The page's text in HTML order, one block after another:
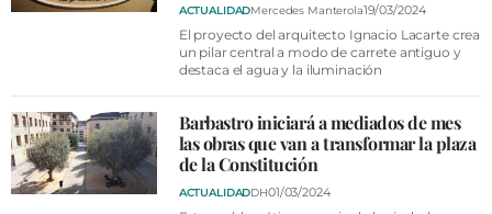
TURISMO
DEPORTES
CULTURA
SOCIEDAD
ACTUALIDADMercedes Manterola19/03/2024
El proyecto del arquitecto Ignacio Lacarte crea
un pilar central a modo de carrete antiguo y
destaca el agua y la iluminación
Barbastro iniciará a mediados de mes
las obras que van a transformar la plaza
de la Constitución
ACTUALIDADDH01/03/2024